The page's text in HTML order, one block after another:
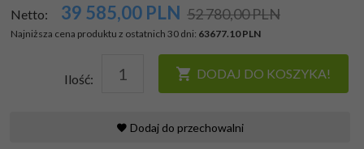
Netto: 39 585,00 PLN 52 780,00 PLN
Najniższa cena produktu z ostatnich 30 dni: 63677.10 PLN
Ilość: DODAJ DO KOSZYKA!
Dodaj do przechowalni